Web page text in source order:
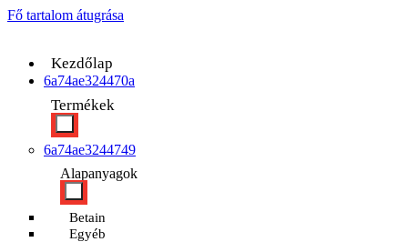
Fő tartalom átugrása
Kezdőlap
6a74ae324470a
Termékek
6a74ae3244749
Alapanyagok
Betain
Egyéb